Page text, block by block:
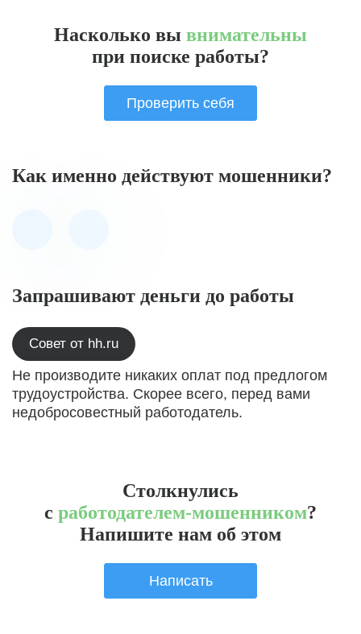
Насколько вы внимательны
при поиске работы?
Проверить себя
Как именно действуют мошенники?
Запрашивают деньги до работы
Совет от hh.ru
Не производите никаких оплат под предлогом
трудоустройства. Скорее всего, перед вами
недобросовестный работодатель.
Столкнулись
с работодателем-мошенником?
Напишите нам об этом
Написать